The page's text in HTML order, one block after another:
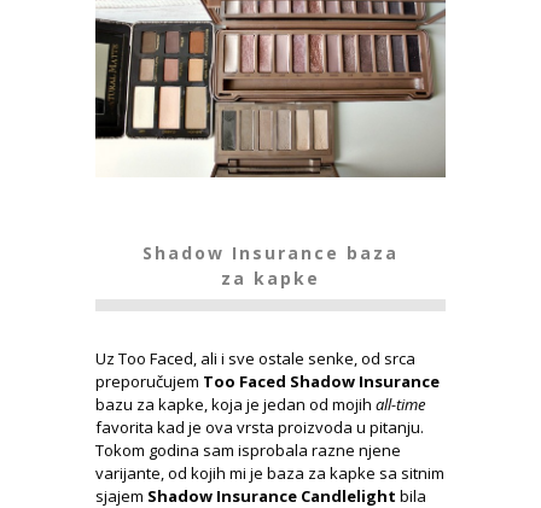
Shadow Insurance baza
za kapke
Uz Too Faced, ali i sve ostale senke, od srca
preporučujem Too Faced Shadow Insurance
bazu za kapke, koja je jedan od mojih all-time
favorita kad je ova vrsta proizvoda u pitanju.
Tokom godina sam isprobala razne njene
varijante, od kojih mi je baza za kapke sa sitnim
sjajem Shadow Insurance Candlelight bila